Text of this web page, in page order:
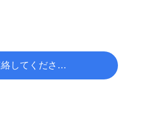
してください